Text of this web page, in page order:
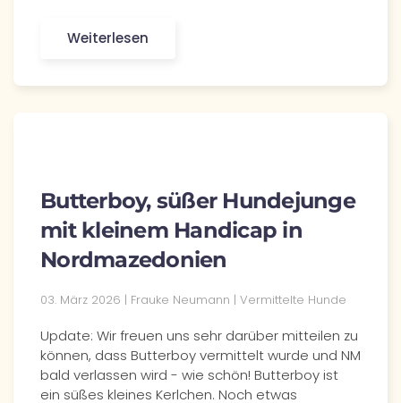
Weiterlesen
Butterboy, süßer Hundejunge
mit kleinem Handicap in
Nordmazedonien
03. März 2026 | Frauke Neumann | Vermittelte Hunde
Update: Wir freuen uns sehr darüber mitteilen zu
können, dass Butterboy vermittelt wurde und NM
bald verlassen wird - wie schön! Butterboy ist
ein süßes kleines Kerlchen. Noch etwas